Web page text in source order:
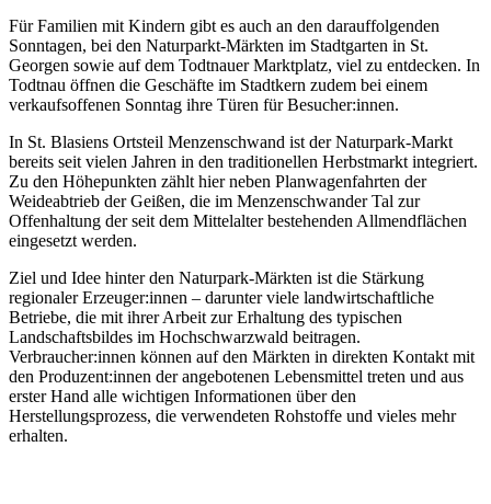
Für Familien mit Kindern gibt es auch an den darauffolgenden
Sonntagen, bei den Naturparkt-Märkten im Stadtgarten in St.
Georgen sowie auf dem Todtnauer Marktplatz, viel zu entdecken. In
Todtnau öffnen die Geschäfte im Stadtkern zudem bei einem
verkaufsoffenen Sonntag ihre Türen für Besucher:innen.
In St. Blasiens Ortsteil Menzenschwand ist der Naturpark-Markt
bereits seit vielen Jahren in den traditionellen Herbstmarkt integriert.
Zu den Höhepunkten zählt hier neben Planwagenfahrten der
Weideabtrieb der Geißen, die im Menzenschwander Tal zur
Offenhaltung der seit dem Mittelalter bestehenden Allmendflächen
eingesetzt werden.
Ziel und Idee hinter den Naturpark-Märkten ist die Stärkung
regionaler Erzeuger:innen – darunter viele landwirtschaftliche
Betriebe, die mit ihrer Arbeit zur Erhaltung des typischen
Landschaftsbildes im Hochschwarzwald beitragen.
Verbraucher:innen können auf den Märkten in direkten Kontakt mit
den Produzent:innen der angebotenen Lebensmittel treten und aus
erster Hand alle wichtigen Informationen über den
Herstellungsprozess, die verwendeten Rohstoffe und vieles mehr
erhalten.